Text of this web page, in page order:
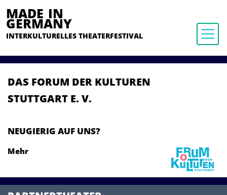
MADE IN
GERMANY
INTERKULTURELLES THEATERFESTIVAL
DAS FORUM DER KULTUREN
STUTTGART E. V.
NEUGIERIG AUF UNS?
Mehr